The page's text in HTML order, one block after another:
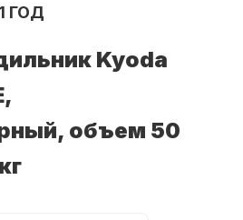
ГОД
Kyoda
объем 50